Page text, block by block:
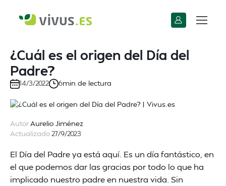
¿Cuál es el origen del Día del
Padre?
14/3/2022 6min de lectura
AutorAurelio Jiménez
Actualizado27/9/2023
El Día del Padre ya está aquí. Es un día fantástico, en
el que podemos dar las gracias por todo lo que ha
implicado nuestro padre en nuestra vida. Sin